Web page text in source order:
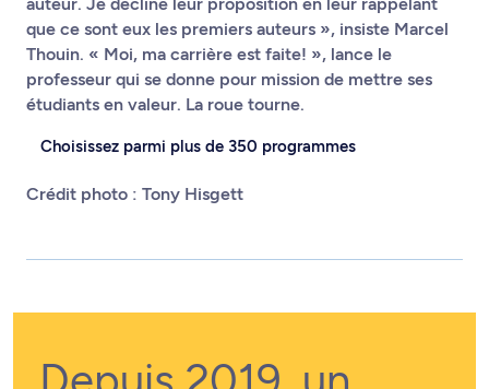
que ce sont eux les premiers auteurs », insiste Marcel
Thouin. « Moi, ma carrière est faite! », lance le
professeur qui se donne pour mission de mettre ses
étudiants en valeur. La roue tourne.
Choisissez parmi plus de 350 programmes
Crédit photo : Tony Hisgett